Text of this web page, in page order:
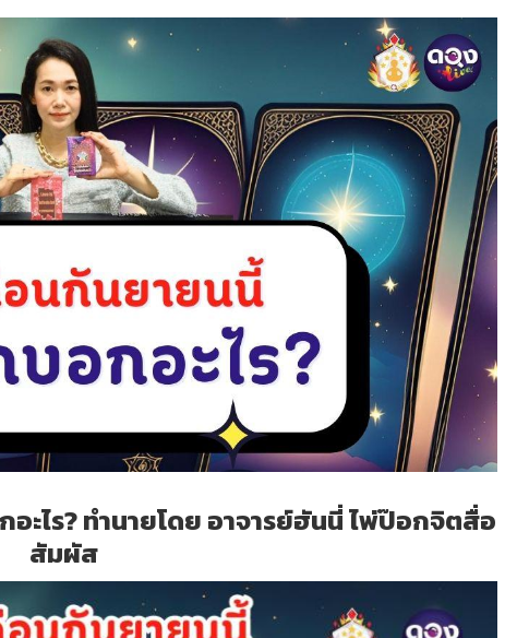
ะไร? ทำนายโดย อาจารย์ฮันนี่ ไพ่ป๊อกจิตสื่อ
สัมผัส